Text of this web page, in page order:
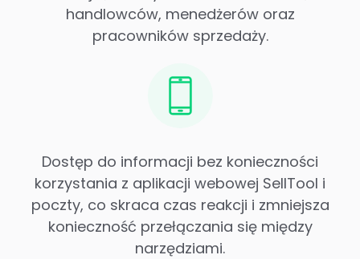
handlowców, menedżerów oraz
pracowników sprzedaży.
Dostęp do informacji bez konieczności
korzystania z aplikacji webowej SellTool i
poczty, co skraca czas reakcji i zmniejsza
konieczność przełączania się między
narzędziami.